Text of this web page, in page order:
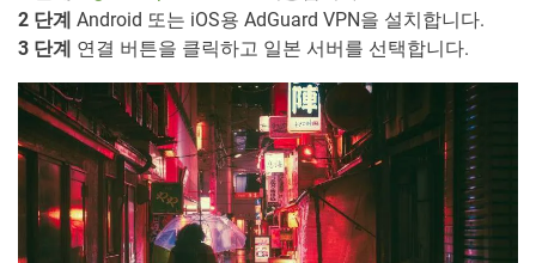
2 단계 Android 또는 iOS용 AdGuard VPN을 설치합니다.
3 단계 연결 버튼을 클릭하고 일본 서버를 선택합니다.